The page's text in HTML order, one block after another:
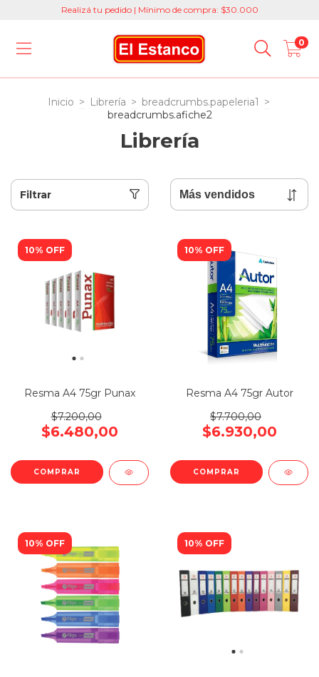
Realizá tu pedido | Mínimo de compra: $30.000
0
Inicio > Librería > breadcrumbs.papeleria1 >
breadcrumbs.afiche2
Librería
Filtrar
10% OFF
Resma A4 75gr Punax
$7.200,00
$6.480,00
10% OFF
Resma A4 75gr Autor
$7.700,00
$6.930,00
10% OFF 10% OFF